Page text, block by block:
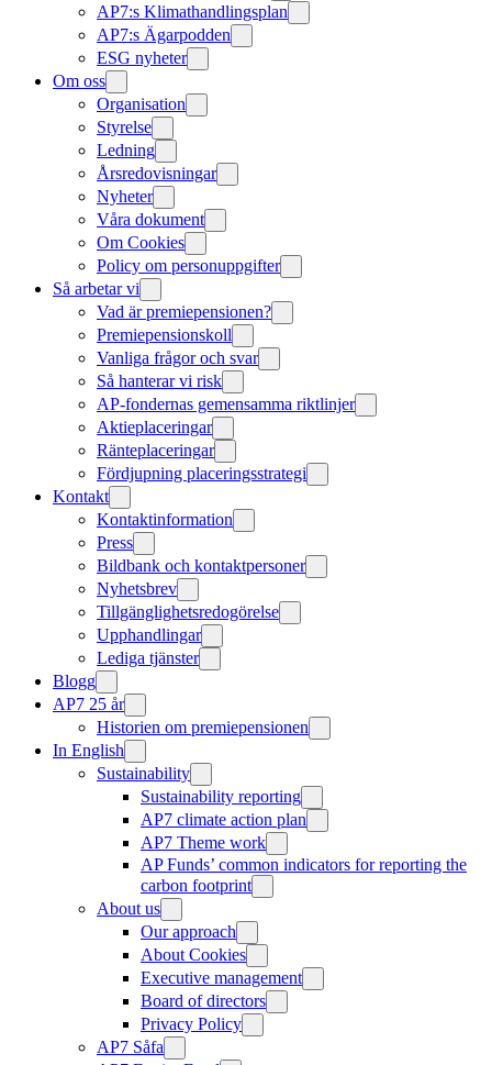
AP7:s Klimathandlingsplan
AP7:s Ägarpodden
ESG nyheter
Om oss
Organisation
Styrelse
Ledning
Årsredovisningar
Nyheter
Våra dokument
Om Cookies
Policy om personuppgifter
Så arbetar vi
Vad är premiepensionen?
Premiepensionskoll
Vanliga frågor och svar
Så hanterar vi risk
AP-fondernas gemensamma riktlinjer
Aktieplaceringar
Ränteplaceringar
Fördjupning placeringsstrategi
Kontakt
Kontaktinformation
Press
Bildbank och kontaktpersoner
Nyhetsbrev
Tillgänglighetsredogörelse
Upphandlingar
Lediga tjänster
Blogg
AP7 25 år
Historien om premiepensionen
In English
Sustainability
Sustainability reporting
AP7 climate action plan
AP7 Theme work
AP Funds’ common indicators for reporting the
carbon footprint
About us
Our approach
About Cookies
Executive management
Board of directors
Privacy Policy
AP7 Såfa